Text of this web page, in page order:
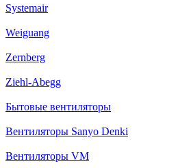
Systemair
Weiguang
Zernberg
Ziehl-Abegg
Бытовые вентиляторы
Вентиляторы Sanyo Denki
Вентиляторы VM